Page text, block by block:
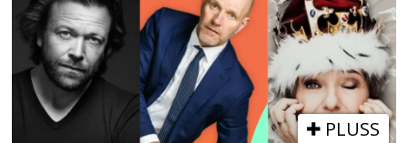
PLUSS